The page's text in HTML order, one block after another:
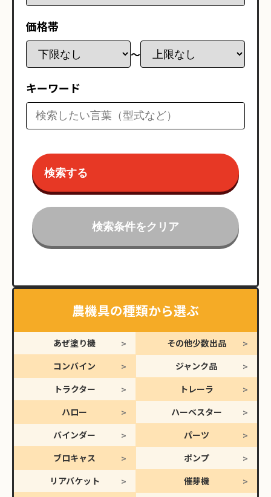
価格帯
〜
キーワード
検索条件をクリア
農機具の種類から選ぶ
あぜ塗り機
その他少数出品
コンバイン
ジャンク品
トラクター
トレーラ
ハロー
ハーベスター
バインダー
パーツ
ブロキャス
ポンプ
リアバケット
催芽機